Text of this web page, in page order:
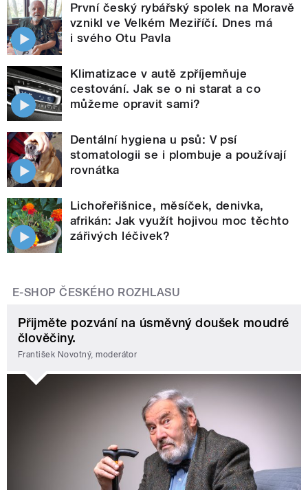
První český rybářský spolek na Moravě
vznikl ve Velkém Meziříčí. Dnes má
i svého Otu Pavla
Klimatizace v autě zpříjemňuje
cestování. Jak se o ni starat a co
můžeme opravit sami?
Dentální hygiena u psů: V psí
stomatologii se i plombuje a používají
rovnátka
Lichořeřišnice, měsíček, denivka,
afrikán: Jak využít hojivou moc těchto
zářivých léčivek?
E-SHOP ČESKÉHO ROZHLASU
Přijměte pozvání na úsměvný doušek moudré
člověčiny.
František Novotný, moderátor